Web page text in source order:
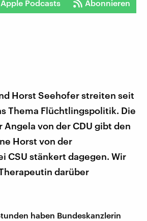
Apple Podcasts Abonnieren
Horst Seehofer streiten seit
Thema Flüchtlingspolitik. Die
von der CDU gibt den
Horst von der
CSU stänkert dagegen. Wir
darüber
haben Bundeskanzlerin